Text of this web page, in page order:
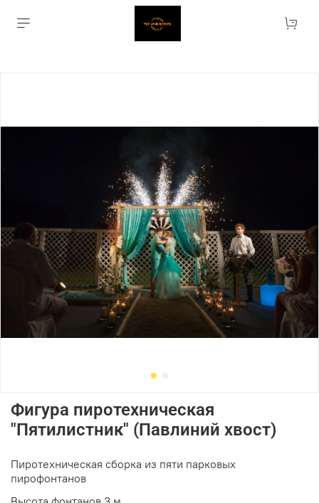
Фигура пиротехническая
"Пятилистник" (Павлиний хвост)
Пиротехническая сборка из пяти парковых
пирофонтанов